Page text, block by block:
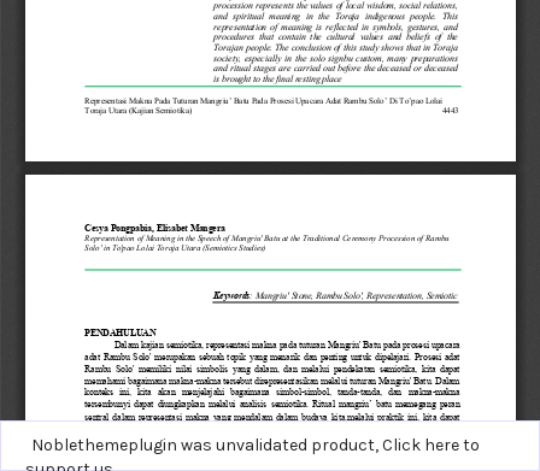
Noblethemeplugin was unvalidated product,Click here to